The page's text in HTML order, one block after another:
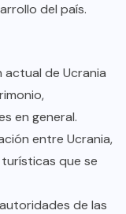
del país.
actual de Ucrania
en general.
entre Ucrania,
que se
de las